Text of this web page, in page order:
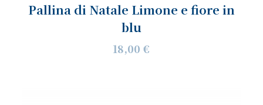
Pallina di Natale Limone e fiore in
blu
18,00 €